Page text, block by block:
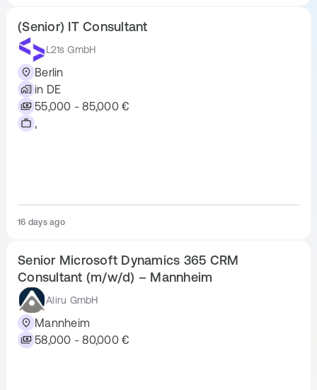
gemeinsam im Team und bist kontaktfreudig
Team
Unser Consulting Team besteht derzeit aus 12 großartigen
JobRouter Consultants und 2 famosen Auszubildenden. Wir
leben Teamzusammenhalt, helfen uns gegenseitig und du hast
Video-Interview 💻
(Senior) IT Consultant
L21s GmbH
Berlin
in DE
55,000 - 85,000 €
,
16 days ago
Senior Microsoft Dynamics 365 CRM
Consultant (m/w/d) – Mannheim
Aliru GmbH
Mannheim
58,000 - 80,000 €